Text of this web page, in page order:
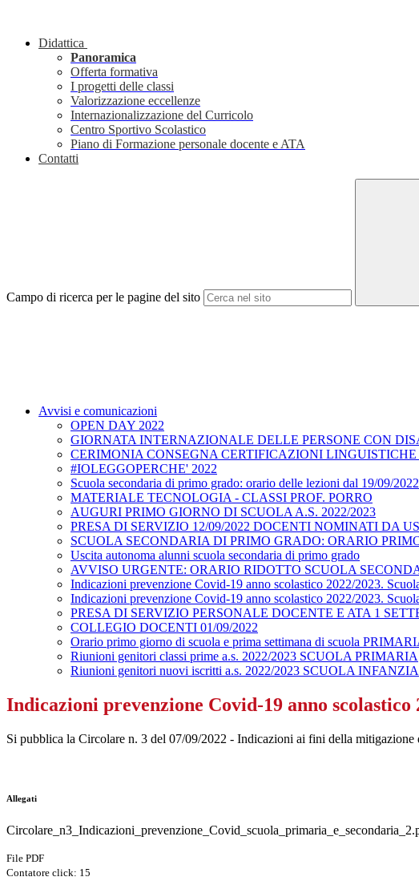
Didattica
Panoramica
Offerta formativa
I progetti delle classi
Valorizzazione eccellenze
Internazionalizzazione del Curricolo
Centro Sportivo Scolastico
Piano di Formazione personale docente e ATA
Contatti
Campo di ricerca per le pagine del sito
Avvisi e comunicazioni
OPEN DAY 2022
GIORNATA INTERNAZIONALE DELLE PERSONE CON
CERIMONIA CONSEGNA CERTIFICAZIONI
#IOLEGGOPERCHE' 2022
Scuola secondaria di primo grado: orario delle lezioni dal 19/09/2022
MATERIALE TECNOLOGIA - CLASSI PROF. PORRO
AUGURI PRIMO GIORNO DI SCUOLA A.S. 2022/2023
PRESA DI SERVIZIO 12/09/2022 DOCENTI NOMINATI DA
SCUOLA SECONDARIA DI PRIMO GRADO: ORARIO
Uscita autonoma alunni scuola secondaria di primo grado
AVVISO URGENTE: ORARIO RIDOTTO SCUOLA
Indicazioni prevenzione Covid-19 anno scolastico 2022/2023.
Indicazioni prevenzione Covid-19 anno scolastico 2022/2023.
PRESA DI SERVIZIO PERSONALE DOCENTE E ATA 1
COLLEGIO DOCENTI 01/09/2022
Orario primo giorno di scuola e prima settimana di scuola
Riunioni genitori classi prime a.s. 2022/2023 SCUOLA PRIMARIA
Riunioni genitori nuovi iscritti a.s. 2022/2023 SCUOLA INFANZIA
Indicazioni prevenzione Covid-19 anno
Si pubblica la Circolare n. 3 del 07/09/2022 - Indicazioni ai fini della
Allegati
File PDF
Contatore click: 15